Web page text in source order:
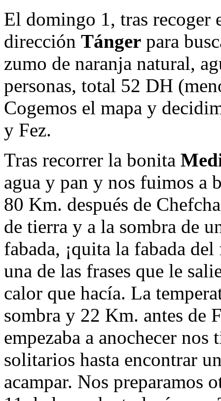
El domingo 1, tras recoger
dirección Tánger para
zumo de naranja natural,
personas, total 52 DH
Cogemos el mapa y
y Fez.
Tras recorrer la bonita
agua y pan y nos fuimos a
80 Km. después de
de tierra y a la sombra de
fabada, ¡quita la fabada
una de las frases que le
calor que hacía. La
sombra y 22 Km. antes de
empezaba a anochecer
solitarios hasta encontrar
acampar. Nos preparamos